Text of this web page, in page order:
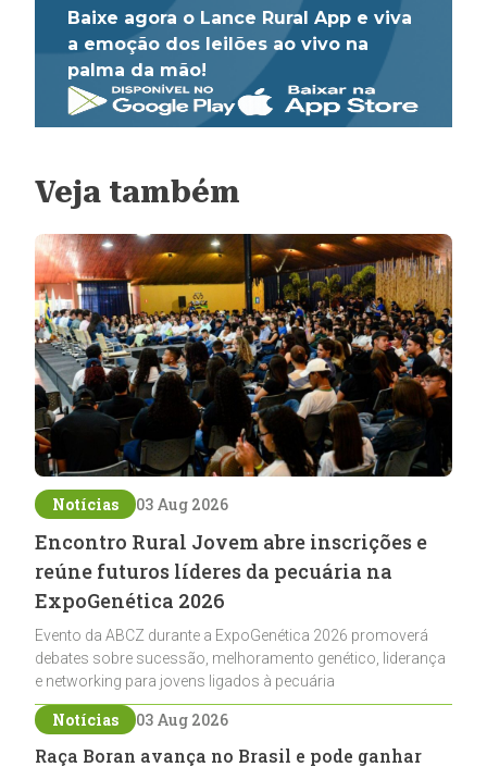
Baixe agora o Lance Rural App e viva
a emoção dos leilões ao vivo na
palma da mão!
Veja também
Notícias 03 Aug 2026
Encontro Rural Jovem abre inscrições e
reúne futuros líderes da pecuária na
ExpoGenética 2026
Evento da ABCZ durante a ExpoGenética 2026 promoverá
debates sobre sucessão, melhoramento genético, liderança
e networking para jovens ligados à pecuária
Notícias 03 Aug 2026
Raça Boran avança no Brasil e pode ganhar